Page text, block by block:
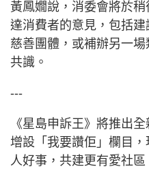
黃鳳嫺說，消委會將於
達消費者的意見，包括
慈善團體，或補辦另一
共識。
---
《星島申訴王》將推出
增設「我要讚佢」欄目
人好事，共建更有愛社區